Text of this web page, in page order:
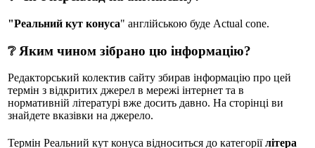
"Реальний кут конуса" англійською буде Actual cone.
❔ Яким чином зібрано цю інформацію?
Редакторський колектив сайту збирав інформацію про цей
термін з відкритих джерел в мережі інтернет та в
нормативній літературі вже досить давно. На сторінці ви
знайдете вказівки на джерело.
Термін Реальний кут конуса відноситься до категоріїлітера